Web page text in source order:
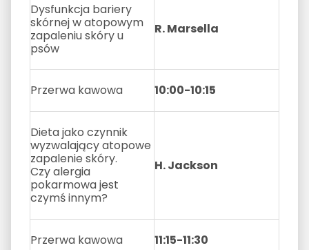
Dysfunkcja bariery
skórnej w atopowym
zapaleniu skóry u
psów
R. Marsella
Przerwa kawowa 10:00-10:15
Dieta jako czynnik
wyzwalający atopowe
zapalenie skóry.
Czy alergia
pokarmowa jest
czymś innym?
H. Jackson
Przerwa kawowa 11:15-11:30